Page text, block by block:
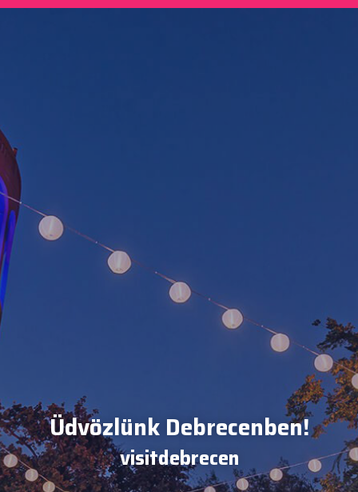
Üdvözlünk Debrecenben!
visitdebrecen